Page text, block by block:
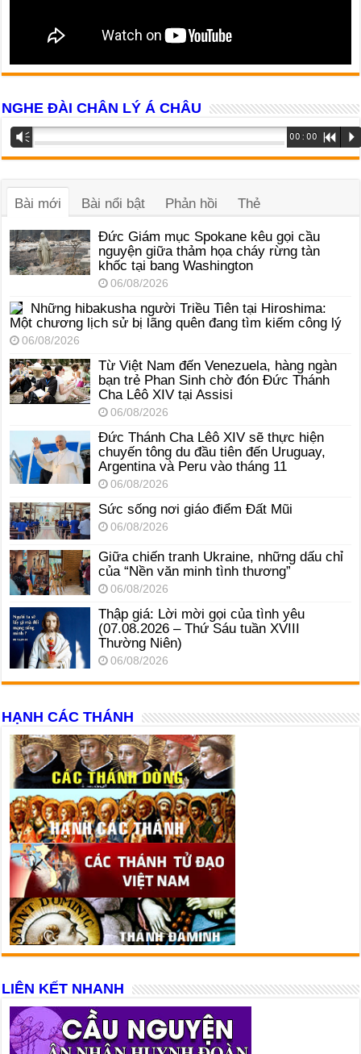
NGHE ĐÀI CHÂN LÝ Á CHÂU
Trình
phát
âm
Vm 00:00 R P
Bài mới Bài nổi bật Phản hồi Thẻ
Đức Giám mục Spokane kêu gọi cầu
nguyện giữa thảm họa cháy rừng tàn
khốc tại bang Washington
06/08/2026
Những hibakusha người Triều Tiên tại Hiroshima:
Một chương lịch sử bị lãng quên đang tìm kiếm công lý
06/08/2026
Từ Việt Nam đến Venezuela, hàng ngàn
bạn trẻ Phan Sinh chờ đón Đức Thánh
Cha Lêô XIV tại Assisi
06/08/2026
Đức Thánh Cha Lêô XIV sẽ thực hiện
chuyến tông du đầu tiên đến Uruguay,
Argentina và Peru vào tháng 11
06/08/2026
Sức sống nơi giáo điểm Đất Mũi
06/08/2026
Giữa chiến tranh Ukraine, những dấu chỉ
của “Nền văn minh tình thương”
06/08/2026
Thập giá: Lời mời gọi của tình yêu
(07.08.2026 – Thứ Sáu tuần XVIII
Thường Niên)
06/08/2026
HẠNH CÁC THÁNH
LIÊN KẾT NHANH